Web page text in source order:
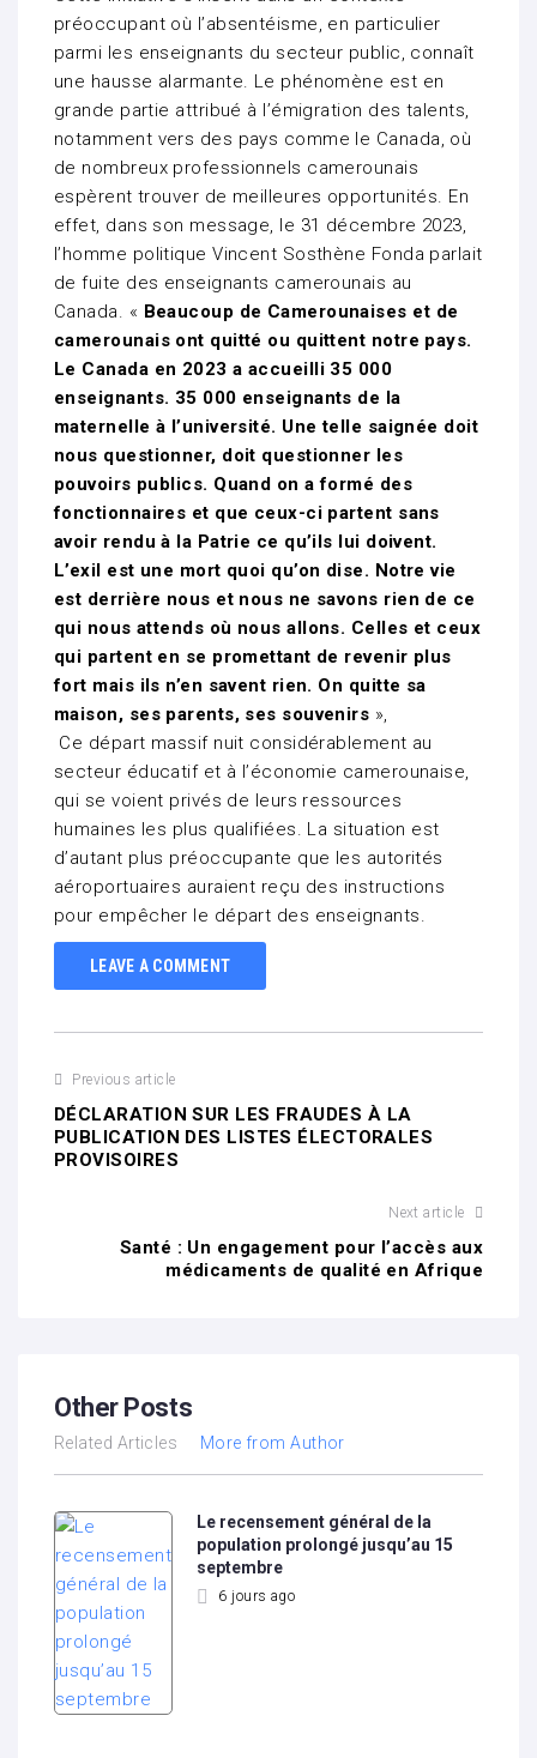
préoccupant où l’absentéisme, en particulier
parmi les enseignants du secteur public, connaît
une hausse alarmante. Le phénomène est en
grande partie attribué à l’émigration des talents,
notamment vers des pays comme le Canada, où
de nombreux professionnels camerounais
espèrent trouver de meilleures opportunités. En
effet, dans son message, le 31 décembre 2023,
l’homme politique Vincent Sosthène Fonda parlait
de fuite des enseignants camerounais au
Canada. « Beaucoup de Camerounaises et de
camerounais ont quitté ou quittent notre pays.
Le Canada en 2023 a accueilli 35 000
enseignants. 35 000 enseignants de la
maternelle à l’université. Une telle saignée doit
nous questionner, doit questionner les
pouvoirs publics. Quand on a formé des
fonctionnaires et que ceux-ci partent sans
avoir rendu à la Patrie ce qu’ils lui doivent.
L’exil est une mort quoi qu’on dise. Notre vie
est derrière nous et nous ne savons rien de ce
qui nous attends où nous allons. Celles et ceux
qui partent en se promettant de revenir plus
fort mais ils n’en savent rien. On quitte sa
maison, ses parents, ses souvenirs »,
Ce départ massif nuit considérablement au
secteur éducatif et à l’économie camerounaise,
qui se voient privés de leurs ressources
humaines les plus qualifiées. La situation est
d’autant plus préoccupante que les autorités
aéroportuaires auraient reçu des instructions
pour empêcher le départ des enseignants.
LEAVE A COMMENT
Previous article
DÉCLARATION SUR LES FRAUDES À LA
PUBLICATION DES LISTES ÉLECTORALES
PROVISOIRES
Next article
Santé : Un engagement pour l’accès aux
médicaments de qualité en Afrique
Other Posts
Related Articles More from Author
Le recensement général de la
population prolongé jusqu’au 15
septembre
6 jours ago